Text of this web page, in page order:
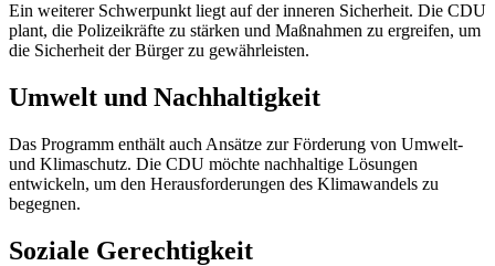
Ein weiterer Schwerpunkt liegt auf der inneren Sicherheit. Die CDU
plant, die Polizeikräfte zu stärken und Maßnahmen zu ergreifen, um
die Sicherheit der Bürger zu gewährleisten.
Umwelt und Nachhaltigkeit
Das Programm enthält auch Ansätze zur Förderung von Umwelt-
und Klimaschutz. Die CDU möchte nachhaltige Lösungen
entwickeln, um den Herausforderungen des Klimawandels zu
begegnen.
Soziale Gerechtigkeit